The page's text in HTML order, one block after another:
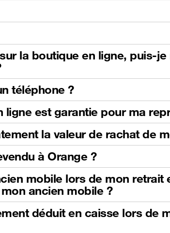
la boutique en ligne, puis-
téléphone ?
est garantie pour ma
la valeur de rachat de
à Orange ?
mobile lors de mon retrait
ancien mobile ?
déduit en caisse lors de